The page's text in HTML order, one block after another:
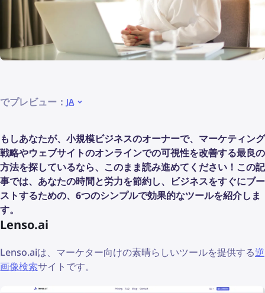
でプレビュー： JA
もしあなたが、小規模ビジネスのオーナーで、マーケティング
戦略やウェブサイトのオンラインでの可視性を改善する最良の
方法を探しているなら、このまま読み進めてください！この記
事では、あなたの時間と労力を節約し、ビジネスをすぐにブー
ストするための、6つのシンプルで効果的なツールを紹介しま
す。
Lenso.ai
Lenso.aiは、マーケター向けの素晴らしいツールを提供する逆
画像検索サイトです。